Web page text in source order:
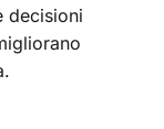
decisioni